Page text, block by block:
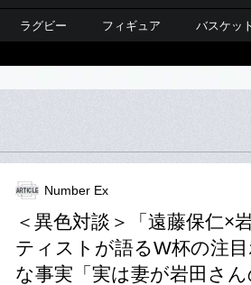
ラグビー フィギュア バスケッ
Number Ex
＜異色対談＞「遠藤保仁×
ティストが語るW杯の注
な事実「実は妻が岩田さ